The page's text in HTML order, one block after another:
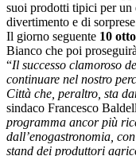
suoi prodotti tipici per un
divertimento e di
Il giorno seguente 10
Bianco che poi
“Il successo clamoroso
continuare nel nostro
Città che, peraltro, sta
sindaco Francesco
programma ancor più
dall’enogastronomia,
stand dei produttori